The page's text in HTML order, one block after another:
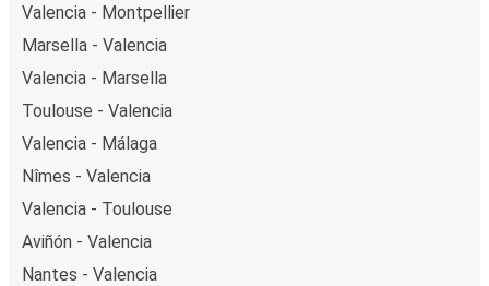
Valencia - Montpellier
Marsella - Valencia
Valencia - Marsella
Toulouse - Valencia
Valencia - Málaga
Nîmes - Valencia
Valencia - Toulouse
Aviñón - Valencia
Nantes - Valencia